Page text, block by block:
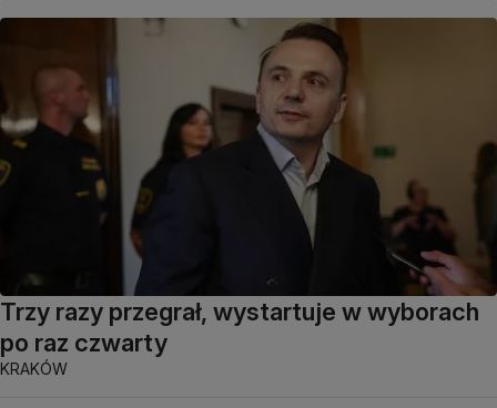
Trzy razy przegrał, wystartuje w wyborach
po raz czwarty
KRAKÓW